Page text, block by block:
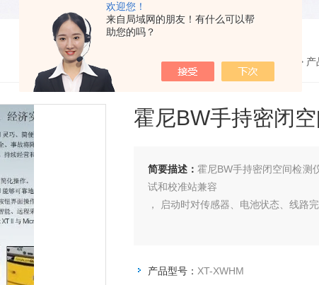
欢迎您！
来自局域网的朋友！有什么可以帮
助您的吗？
您的位置：网站首页 > 产
霍尼BW手持密闭
简要描述： 霍尼BW手持密闭空间检测
试和校准站兼容
， 启动时对传感器、电池状态、线路
产品型号： XT-XWHM